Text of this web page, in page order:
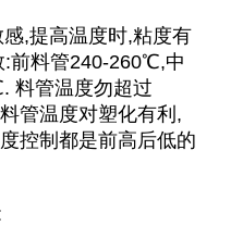
,提高温度时,粘度有
:前料管240-260℃,中
料管温度勿超过
管温度对塑化有利,
控制都是前高后低的